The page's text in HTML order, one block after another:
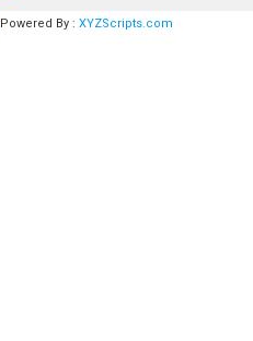
Powered By : XYZScripts.com